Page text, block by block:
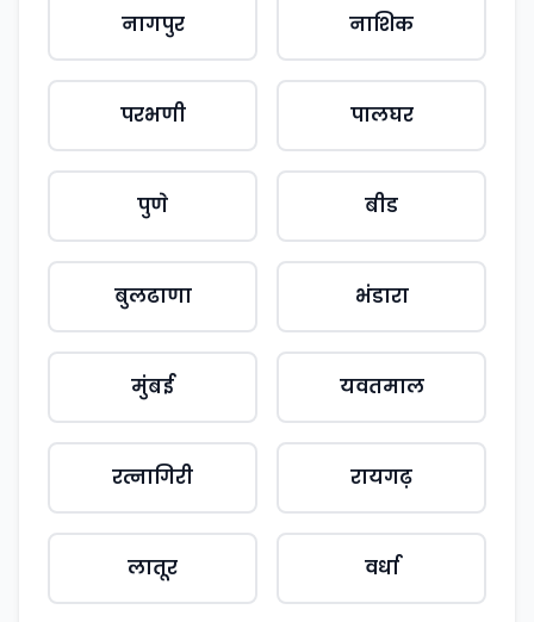
नागपुर नाशिक
परभणी पालघर
पुणे बीड
बुलढाणा भंडारा
मुंबई यवतमाल
रत्नागिरी रायगढ़
लातूर वर्धा